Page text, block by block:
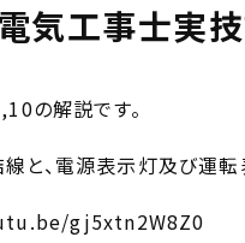
気工事士実
の解説です。
と、電源表示灯及び運転
gj5xtn2W8Z0